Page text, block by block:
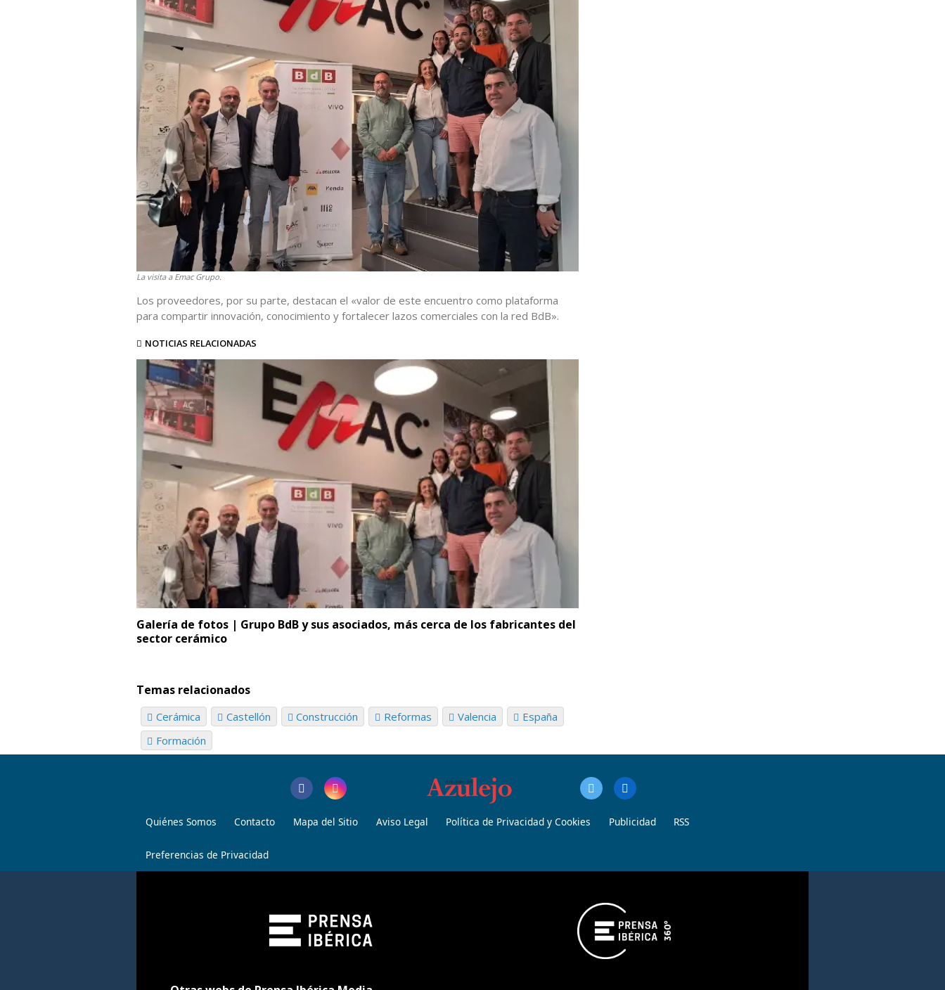
La visita a Emac Grupo.
Los proveedores, por su parte, destacan el «valor de este encuentro como plataforma
para compartir innovación, conocimiento y fortalecer lazos comerciales con la red BdB».
NOTICIAS RELACIONADAS
Galería de fotos | Grupo BdB y sus asociados, más cerca de los fabricantes del
sector cerámico
Temas relacionados
Cerámica Castellón Construcción Reformas Valencia
España
Formación
Quiénes Somos Contacto Mapa del Sitio Aviso Legal Política de Privacidad y Cookies Publicidad RSS
Preferencias de Privacidad